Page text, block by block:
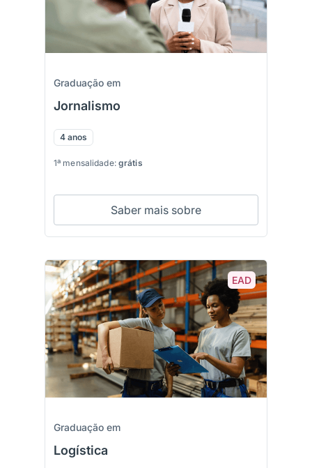
Graduação em
Jornalismo
4 anos
1ª mensalidade: grátis
Saber mais sobre
EAD
Graduação em
Logística